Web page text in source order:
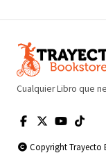
Cualquier Libro que
Copyright Trayecto